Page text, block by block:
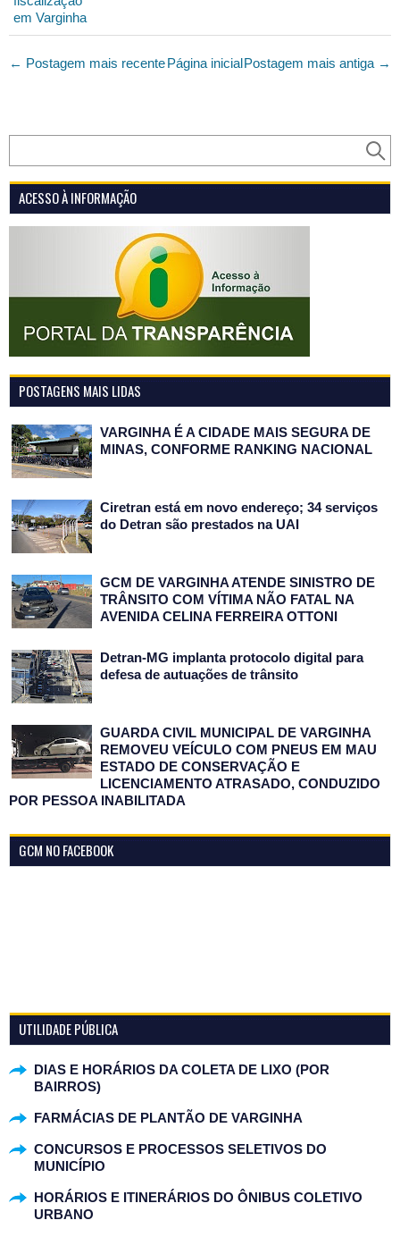
em Varginha
← Postagem mais recente Postagem mais antiga →
Página inicial
ACESSO À INFORMAÇÃO
POSTAGENS MAIS LIDAS
VARGINHA É A CIDADE MAIS SEGURA DE
MINAS, CONFORME RANKING NACIONAL
Ciretran está em novo endereço; 34 serviços
do Detran são prestados na UAI
GCM DE VARGINHA ATENDE SINISTRO DE
TRÂNSITO COM VÍTIMA NÃO FATAL NA
AVENIDA CELINA FERREIRA OTTONI
Detran-MG implanta protocolo digital para
defesa de autuações de trânsito
GUARDA CIVIL MUNICIPAL DE VARGINHA
REMOVEU VEÍCULO COM PNEUS EM MAU
ESTADO DE CONSERVAÇÃO E
LICENCIAMENTO ATRASADO, CONDUZIDO
POR PESSOA INABILITADA
GCM NO FACEBOOK
UTILIDADE PÚBLICA
DIAS E HORÁRIOS DA COLETA DE LIXO (POR
BAIRROS)
FARMÁCIAS DE PLANTÃO DE VARGINHA
CONCURSOS E PROCESSOS SELETIVOS DO
MUNICÍPIO
HORÁRIOS E ITINERÁRIOS DO ÔNIBUS COLETIVO
URBANO